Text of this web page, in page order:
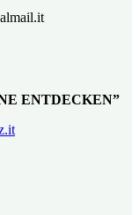
ENTDECKEN”